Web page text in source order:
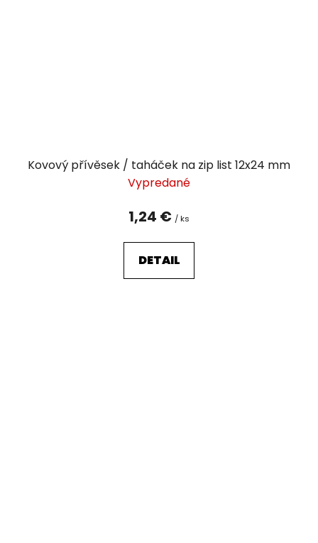
Kovový přívěsek / taháček na zip list 12x24 mm
Vypredané
1,24 € / ks
DETAIL